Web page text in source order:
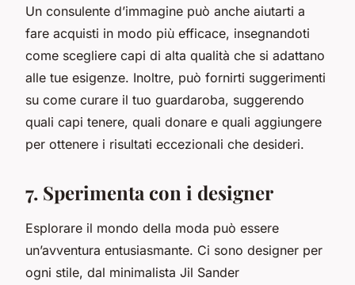
Un consulente d’immagine può anche aiutarti a
fare acquisti in modo più efficace, insegnandoti
come scegliere capi di alta qualità che si adattano
alle tue esigenze. Inoltre, può fornirti suggerimenti
su come curare il tuo guardaroba, suggerendo
quali capi tenere, quali donare e quali aggiungere
per ottenere i risultati eccezionali che desideri.
7. Sperimenta con i designer
Esplorare il mondo della moda può essere
un’avventura entusiasmante. Ci sono designer per
ogni stile, dal minimalista Jil Sander